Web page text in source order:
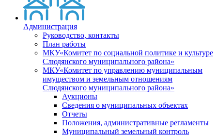
Администрация
Руководство, контакты
План работы
МКУ«Комитет по социальной политике и культуре
Слюдянского муниципального района»
МКУ«Комитет по управлению муниципальным
имуществом и земельным отношениям
Слюдянского муниципального района»
Аукционы
Сведения о муниципальных объектах
Отчеты
Положения, административные регламенты
Муниципальный земельный контроль